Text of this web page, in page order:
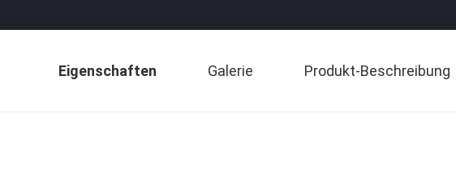
Eigenschaften Galerie Produkt-Beschreibung